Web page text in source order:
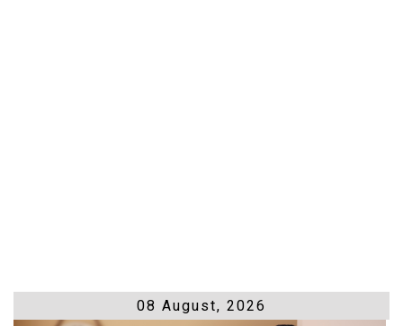
08 August, 2026